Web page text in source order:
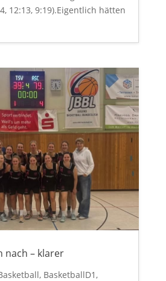
12:13, 9:19).Eigentlich hätten
nach – klarer
, BasketballD1 ,